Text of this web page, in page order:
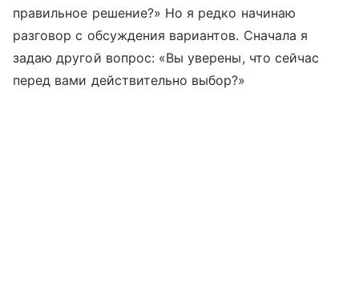
правильное решение?» Но я редко начинаю
разговор с обсуждения вариантов. Сначала я
задаю другой вопрос: «Вы уверены, что сейчас
перед вами действительно выбор?»